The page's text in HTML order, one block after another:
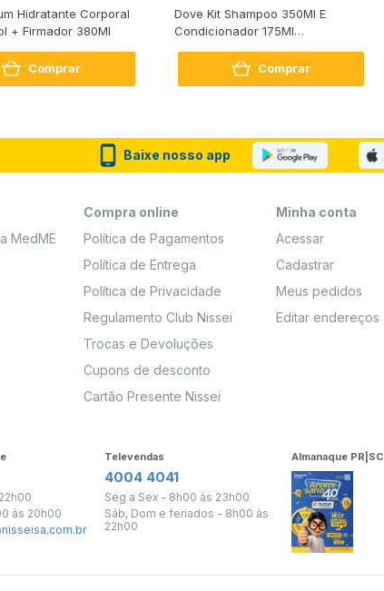
Hidratante Corporal
+ Firmador 380Ml
Comprar
Dove Kit Shampoo 350Ml E
Condicionador 175Ml
Comprar
Baixe nosso app
MedME
Compra online
Política de Pagamentos
Política de Entrega
Política de Privacidade
Regulamento Club Nissei
Trocas e Devoluções
Cupons de desconto
Cartão Presente Nissei
Minha conta
Acessar
Cadastrar
Meus pedidos
Editar endereços
às 20h00
Televendas
4004 4041
Seg a Sex - 8h00 às 23h00
Sáb, Dom e feriados - 8h00 às
22h00
Almanaque PR|SC